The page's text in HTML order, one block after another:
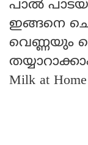
പാൽ
ഇങ്ങനെ
വെണ്ണയും
Milk at